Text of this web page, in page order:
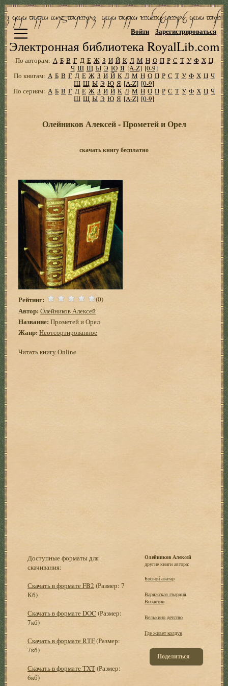
Электронная библиотека RoyalLib.com
Войти Зарегистрироваться
По авторам: А Б В Г Д Е Ж З И Й К Л М Н О П Р С Т У Ф Х Ц
Ч Ш Щ Ы Э Ю Я [A-Z] [0-9]
По книгам: А Б В Г Д Е Ж З И Й К Л М Н О П Р С Т У Ф Х Ц Ч
Ш Щ Ы Э Ю Я [A-Z] [0-9]
По сериям: А Б В Г Д Е Ж З И Й К Л М Н О П Р С Т У Ф Х Ц Ч
Ш Щ Ы Э Ю Я [A-Z] [0-9]
Олейников Алексей - Прометей и Орел
скачать книгу бесплатно
Рейтинг: (0)
Автор: Олейников Алексей
Название: Прометей и Орел
Жанр: Неотсортированное
Читать книгу Online
Доступные форматы для
скачивания:
Скачать в формате FB2 (Размер: 7
Кб)
Скачать в формате DOC (Размер:
7кб)
Скачать в формате RTF(Размер:
7кб)
Скачать в формате TXT(Размер:
6кб)
Олейников Алексей
другие книги автора:
Боевой аватар
Варяжская гвардия
Византии
Велькино детство
Где живет колдун
Поделиться